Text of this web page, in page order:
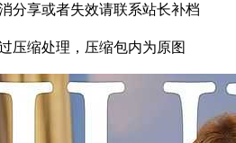
分享或者失效请联系站长补档
压缩处理，压缩包内为原图